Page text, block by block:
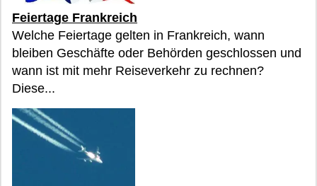
Feiertage Frankreich
Welche Feiertage gelten in Frankreich, wann
bleiben Geschäfte oder Behörden geschlossen und
wann ist mit mehr Reiseverkehr zu rechnen?
Diese...